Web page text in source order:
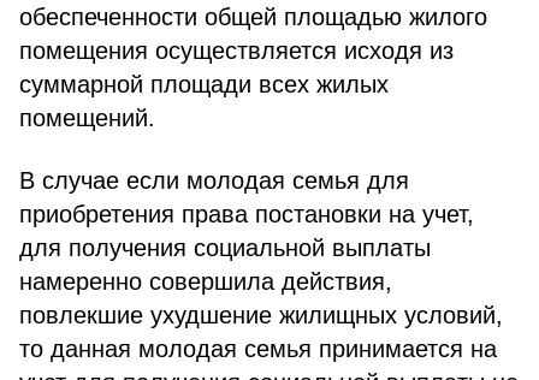
обеспеченности общей площадью жилого
помещения осуществляется исходя из
суммарной площади всех жилых
помещений.
В случае если молодая семья для
приобретения права постановки на учет,
для получения социальной выплаты
намеренно совершила действия,
повлекшие ухудшение жилищных условий,
то данная молодая семья принимается на